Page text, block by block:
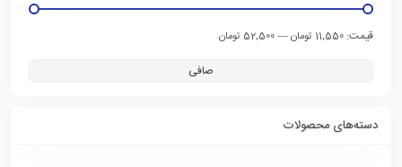
صافی
قيمت: 11,550 تومان —52,500 تومان
دسته‌های محصولات